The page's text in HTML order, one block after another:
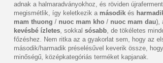
adnak a halmaradványokhoz, és röviden
megismétlik, így keletkezik a második és
mam thuong / nuoc mam kho / nuoc mam dau),
kevésbé ízletes, sokkal sósabb, de tökéletes
főzéshez. Nem ritka az a gyakorlat sem, hogy az
második/harmadik préselésűvel keverik össze,
minőségű, középkategóriás terméket kapjanak.